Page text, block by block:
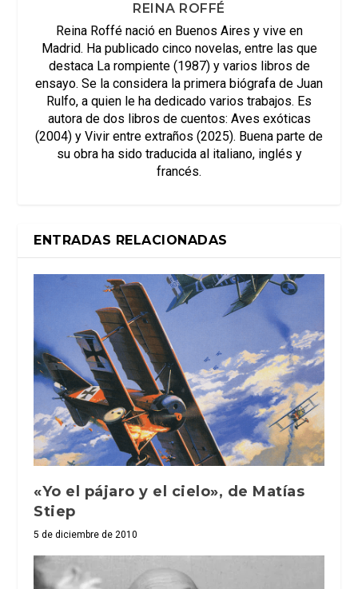
REINA ROFFÉ
Reina Roffé nació en Buenos Aires y vive en
Madrid. Ha publicado cinco novelas, entre las que
destaca La rompiente (1987) y varios libros de
ensayo. Se la considera la primera biógrafa de Juan
Rulfo, a quien le ha dedicado varios trabajos. Es
autora de dos libros de cuentos: Aves exóticas
(2004) y Vivir entre extraños (2025). Buena parte de
su obra ha sido traducida al italiano, inglés y
francés.
ENTRADAS RELACIONADAS
«Yo el pájaro y el cielo», de Matías
Stiep
5 de diciembre de 2010